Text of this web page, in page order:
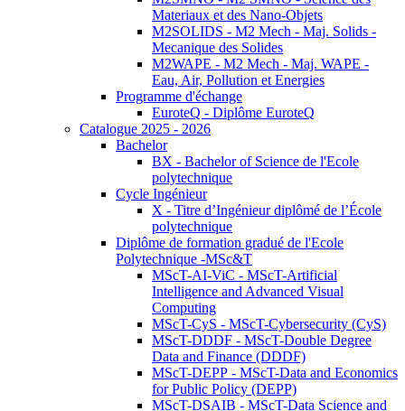
Materiaux et des Nano-Objets
M2SOLIDS - M2 Mech - Maj. Solids -
Mecanique des Solides
M2WAPE - M2 Mech - Maj. WAPE -
Eau, Air, Pollution et Energies
Programme d'échange
EuroteQ - Diplôme EuroteQ
Catalogue 2025 - 2026
Bachelor
BX - Bachelor of Science de l'Ecole
polytechnique
Cycle Ingénieur
X - Titre d’Ingénieur diplômé de l’École
polytechnique
Diplôme de formation gradué de l'Ecole
Polytechnique -MSc&T
MScT-AI-ViC - MScT-Artificial
Intelligence and Advanced Visual
Computing
MScT-CyS - MScT-Cybersecurity (CyS)
MScT-DDDF - MScT-Double Degree
Data and Finance (DDDF)
MScT-DEPP - MScT-Data and Economics
for Public Policy (DEPP)
MScT-DSAIB - MScT-Data Science and